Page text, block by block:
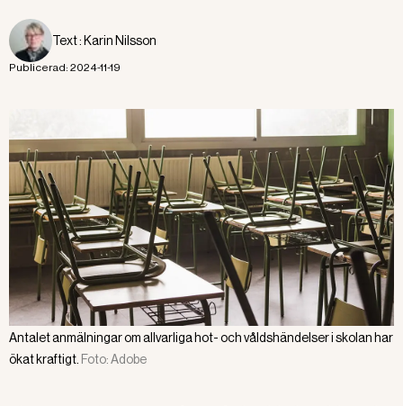
Text : Karin Nilsson
Publicerad: 2024-11-19
Antalet anmälningar om allvarliga hot- och våldshändelser i skolan har
ökat kraftigt. Foto:Adobe